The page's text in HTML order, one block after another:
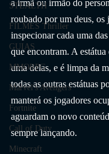
STEALTH
FILMES Thriller
GUIAS
MMORPG
Marvel's Avengers
Fortnite
Call of Duty
Minecraft
a irmã ou irmão do
roubado por um deus, os
inspecionar cada uma
que encontram. A
uma delas, e é limpa da
todas as outras estátuas
manterá os jogadores
aguardam o novo
sempre lançando.